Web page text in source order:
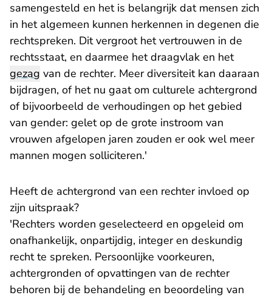
samengesteld en het is belangrijk dat mensen zich
in het algemeen kunnen herkennen in degenen die
rechtspreken. Dit vergroot het vertrouwen in de
rechtsstaat, en daarmee het draagvlak en het
gezag van de rechter. Meer diversiteit kan daaraan
bijdragen, of het nu gaat om culturele achtergrond
of bijvoorbeeld de verhoudingen op het gebied
van gender: gelet op de grote instroom van
vrouwen afgelopen jaren zouden er ook wel meer
mannen mogen solliciteren.'
Heeft de achtergrond van een rechter invloed op
zijn uitspraak?
'Rechters worden geselecteerd en opgeleid om
onafhankelijk, onpartijdig, integer en deskundig
recht te spreken. Persoonlijke voorkeuren,
achtergronden of opvattingen van de rechter
behoren bij de behandeling en beoordeling van